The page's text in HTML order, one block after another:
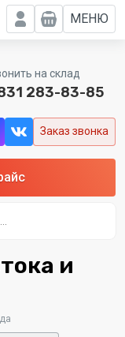
МЕНЮ
на склад
283-83-85
Заказ звонка
и